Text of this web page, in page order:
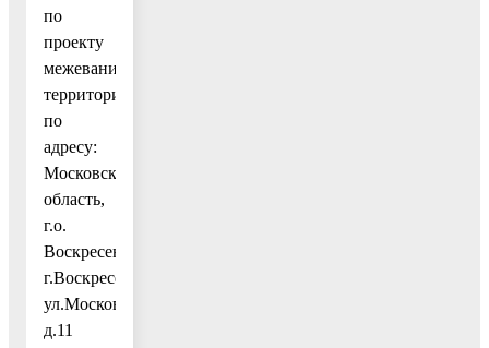
по
проекту
межевания
территории
по
адресу:
Московская
область,
г.о.
Воскресенск,
г.Воскресенск,
ул.Московская,
д.11